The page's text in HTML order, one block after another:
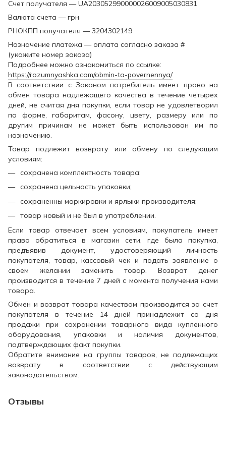
Счет получателя — UA203052990000026009005030831
Валюта счета — грн
РНОКПП получателя — 3204302149
Назначение платежа — оплата согласно заказа #
(укажите номер заказа)
Подробнее можно ознакомиться по ссылке:
https://rozumnyashka.com/obmin-ta-povernennya/
В соответствии с Законом потребитель имеет право на
обмен товара надлежащего качества в течение четырех
дней, не считая дня покупки, если товар не удовлетворил
по форме, габаритам, фасону, цвету, размеру или по
другим причинам не может быть использован им по
назначению.
Товар подлежит возврату или обмену по следующим
условиям:
сохранена комплектность товара;
сохранена цельность упаковки;
сохраненны маркировки и ярлыки производителя;
товар новый и не был в употреблении.
Если товар отвечает всем условиям, покупатель имеет
право обратиться в магазин сети, где была покупка,
предъявив документ, удостоверяющий личность
покупателя, товар, кассовый чек и подать заявление о
своем желании заменить товар. Возврат денег
производится в течение 7 дней с момента получения нами
товара.
Обмен и возврат товара качеством производится за счет
покупателя в течение 14 дней принадлежит со дня
продажи при сохранении товарного вида купленного
оборудования, упаковки и наличия документов,
подтверждающих факт покупки.
Обратите внимание на группы товаров, не подлежащих
возврату в соответствии с действующим
законодательством.
Отзывы